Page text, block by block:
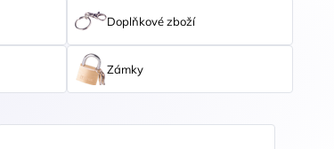
Doplňkové zboží
Zámky